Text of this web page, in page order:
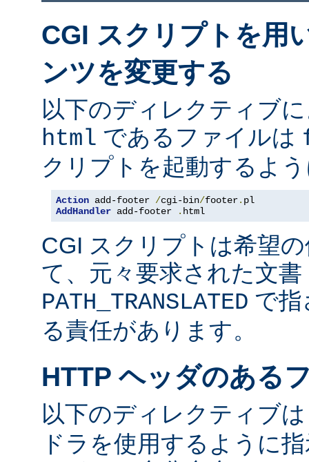
CGI スクリプトを用
ンツを変更する
以下のディレクティブ
html であるファイルは
クリプトを起動するよ
Action add-footer /cgi-bin/footer.
AddHandler add-footer . html
CGI スクリプトは希望
て、元々要求された文書
PATH_TRANSLATED で指
る責任があります。
HTTP ヘッダのある
以下のディレクティブ
ドラを使用するように